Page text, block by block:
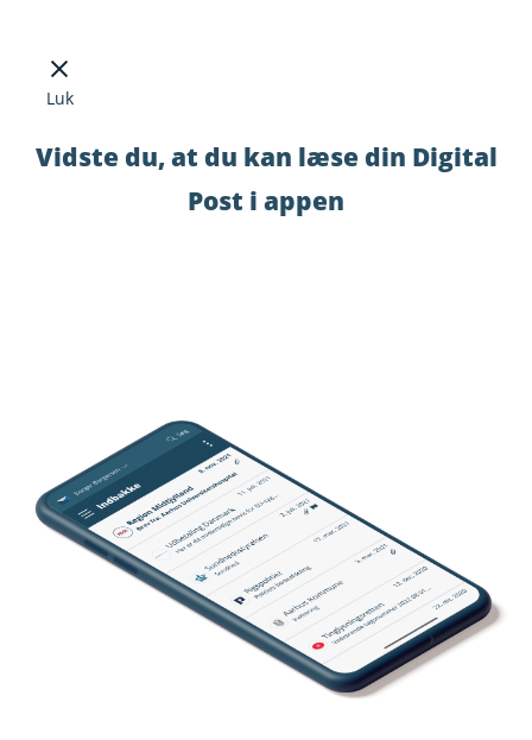
Luk
Vidste du, at du kan læse din Digital
Post i appen